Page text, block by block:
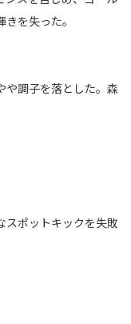
を失った。
や調子を落とした。森
スポットキックを失敗